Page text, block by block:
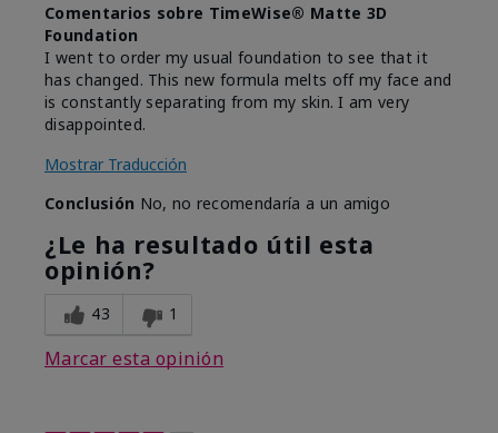
Comentarios sobre TimeWise® Matte 3D
Foundation
I went to order my usual foundation to see that it
has changed. This new formula melts off my face and
is constantly separating from my skin. I am very
disappointed.
Mostrar Traducción
Conclusión No, no recomendaría a un amigo
¿Le ha resultado útil esta
opinión?
43 1
Marcar esta opinión